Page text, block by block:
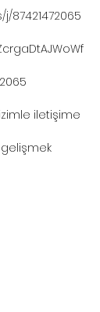
87421472065
iletişime